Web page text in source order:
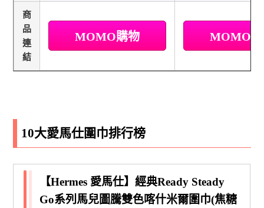
商
品
連
結
MOMO購物 MOMO
10大愛馬仕圍巾排行榜
【Hermes 愛馬仕】經典Ready Steady
Go系列馬兒圖騰雙色喀什米爾圍巾(焦糖